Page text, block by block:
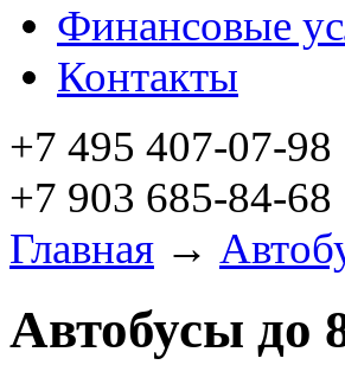
Финансовые
Контакты
+7 495 407-07-98
+7 903 685-84-68
Главная →
Автобусы до